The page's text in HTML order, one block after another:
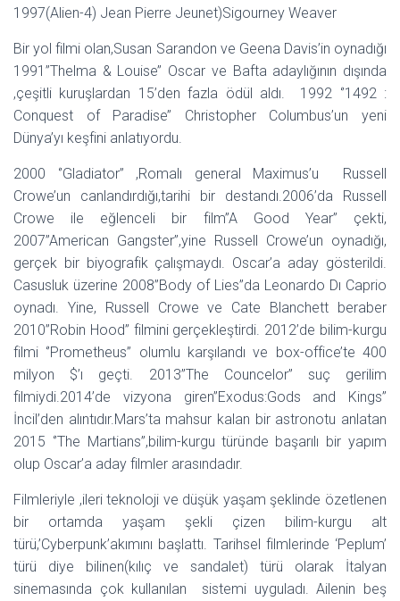
1997(Alien-4) Jean Pierre Jeunet)Sigourney Weaver
Bir yol filmi olan,Susan Sarandon ve Geena Davis’in oynadığı
1991’’Thelma & Louise’’ Oscar ve Bafta adaylığının dışında
,çeşitli kuruşlardan 15’den fazla ödül aldı. 1992 ‘’1492 :
Conquest of Paradise’’ Christopher Columbus’un yeni
Dünya’yı keşfini anlatıyordu.
2000 ‘’Gladiator’’ ,Romalı general Maximus’u Russell
Crowe’un canlandırdığı,tarihi bir destandı.2006’da Russell
Crowe ile eğlenceli bir film’’A Good Year’’ çekti,
2007’’American Gangster’’,yine Russell Crowe’un oynadığı,
gerçek bir biyografik çalışmaydı. Oscar’a aday gösterildi.
Casusluk üzerine 2008’’Body of Lies’’da Leonardo Dı Caprio
oynadı. Yine, Russell Crowe ve Cate Blanchett beraber
2010’’Robin Hood’’ filmini gerçekleştirdi. 2012’de bilim-kurgu
filmi ‘’Prometheus’’ olumlu karşılandı ve box-office’te 400
milyon $’ı geçti. 2013’’The Councelor’’ suç gerilim
filmiydi.2014’de vizyona giren’’Exodus:Gods and Kings’’
İncil’den alıntıdır.Mars’ta mahsur kalan bir astronotu anlatan
2015 ‘’The Martians’’,bilim-kurgu türünde başarılı bir yapım
olup Oscar’a aday filmler arasındadır.
Filmleriyle ,ileri teknoloji ve düşük yaşam şeklinde özetlenen
bir ortamda yaşam şekli çizen bilim-kurgu alt
türü,’Cyberpunk’akımını başlattı. Tarihsel filmlerinde ‘Peplum’
türü diye bilinen(kılıç ve sandalet) türü olarak İtalyan
sinemasında çok kullanılan sistemi uyguladı. Ailenin beş